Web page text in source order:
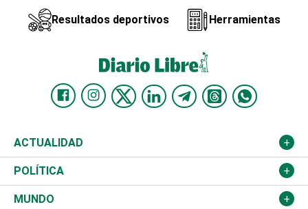
Resultados deportivos Herramientas
ACTUALIDAD
Nacional
Ciudad
POLÍTICA
Partidos
MUNDO